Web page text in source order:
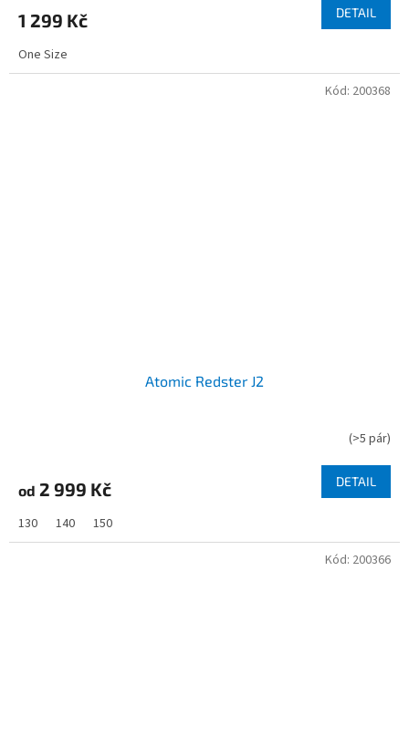
1 299 Kč DETAIL
One Size
Atomic Redster J2
(>5 pár)
od 2 999 Kč DETAIL
130 140 150
Kód: 200368
Kód: 200366